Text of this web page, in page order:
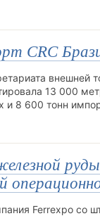
CRC
внешней
13 000
и 8 600 тонн
Ferrexpo со